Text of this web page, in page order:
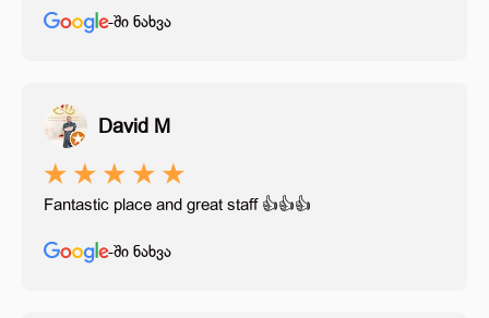
-ში ნახვა
David M
★ ★ ★ ★ ★
Fantastic place and great staff 👍👍👍
-ში ნახვა